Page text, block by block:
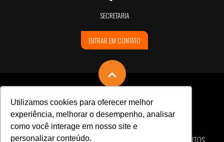
Utilizamos cookies para oferecer melhor
experiência, melhorar o desempenho, analisar
como você interage em nosso site e
personalizar conteúdo.
SECRETARIA
ENTRAR EM CONTATO